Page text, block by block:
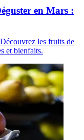
en Mars :
les fruits de
et bienfaits.